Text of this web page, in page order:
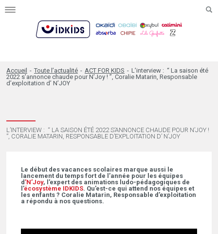
Toggle
Accueil - Toute l’actualité - ACT FOR KIDS - L’interview : “ La saison été
2022 s’annonce chaude pour N’Joy ! ”, Coralie Matarin, Responsable
d’exploitation d’ N’JOY
L’INTERVIEW : “ LA SAISON ÉTÉ 2022 S’ANNONCE CHAUDE POUR N’JOY !
”, CORALIE MATARIN, RESPONSABLE D’EXPLOITATION D’ N’JOY
Le début des vacances scolaires marque aussi le
lancement du temps fort de l’année pour les équipes
d’N’Joy, l’expert des animations ludo-pédagogiques de
l’écosystème IDKIDS. Qu’est-ce qui attend nos équipes et
les enfants ? Coralie Matarin, Responsable d’exploitation
a répondu à nos questions.